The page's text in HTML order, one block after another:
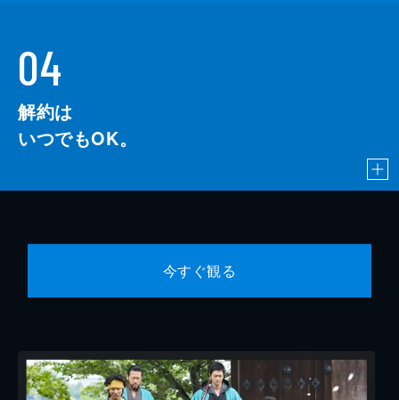
04
解約は
いつでもOK。
今すぐ観る